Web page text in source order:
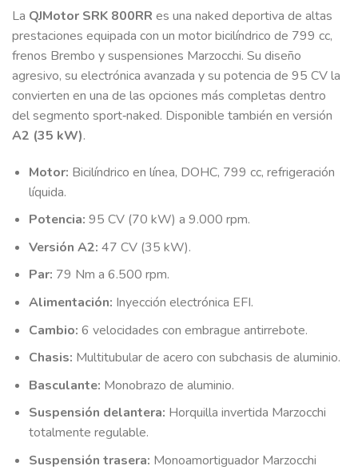
La QJMotor SRK 800RR es una naked deportiva de altas
prestaciones equipada con un motor bicilíndrico de 799 cc,
frenos Brembo y suspensiones Marzocchi. Su diseño
agresivo, su electrónica avanzada y su potencia de 95 CV la
convierten en una de las opciones más completas dentro
del segmento sport‑naked. Disponible también en versión
A2 (35 kW).
Motor: Bicilíndrico en línea, DOHC, 799 cc, refrigeración
líquida.
Potencia: 95 CV (70 kW) a 9.000 rpm.
Versión A2: 47 CV (35 kW).
Par: 79 Nm a 6.500 rpm.
Alimentación: Inyección electrónica EFI.
Cambio: 6 velocidades con embrague antirrebote.
Chasis: Multitubular de acero con subchasis de aluminio.
Basculante: Monobrazo de aluminio.
Suspensión delantera: Horquilla invertida Marzocchi
totalmente regulable.
Suspensión trasera: Monoamortiguador Marzocchi